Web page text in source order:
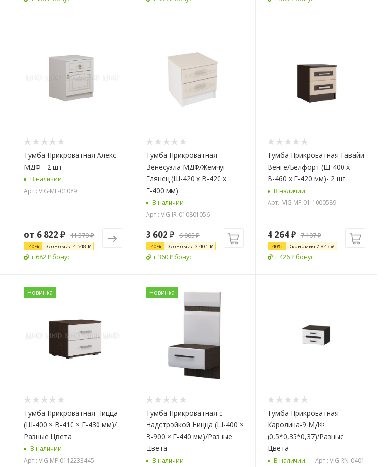
Тумба Прикроватная Алекс
МДФ - 2 шт
В наличии
Арт.: VIG-MF-01089
от 6 822 ₽ 11 370 ₽
-40% Экономия4 548 ₽
+ 682 ₽ бонус
Тумба Прикроватная
Венесуэла МДФ/Жемчуг
Глянец (Ш-420 х В-420 х
Г-400 мм)
В наличии
Арт.: VIG-IR-010801056
3 602 ₽ 6 003₽
-40% Экономия 2 401 ₽
+ 360 ₽ бонус
Тумба Прикроватная Гавайи
Венге/Белфорт (Ш-400 х
В-460 х Г-420 мм)- 2 шт
В наличии
Арт.: VIG-MF-01-1000589
4 264₽ 7 107₽
-40% Экономия 2 843 ₽
+ 426 ₽ бонус
Новинка
Тумба Прикроватная Ницца
(Ш-400 × В-410 × Г-430 мм)/
Разные Цвета
В наличии
Арт.: VIG-MF-0112233445
Новинка
Тумба Прикроватная с
Надстройкой Ницца (Ш-400 ×
В-900 × Г-440 мм)/Разные
Цвета
В наличии
Тумба Прикроватная
Каролина-9 МДФ
(0,5*0,35*0,37)/Разные
Цвета
В наличии Арт.: VIG-RN-0401